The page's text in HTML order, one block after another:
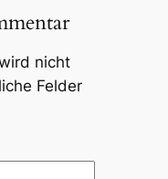
nicht
Felder